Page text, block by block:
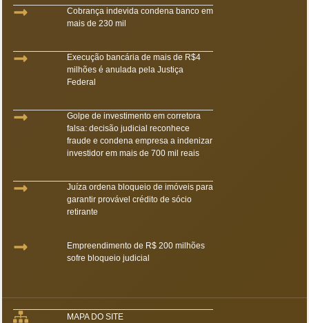
Cobrança indevida condena banco em
mais de 230 mil
Execução bancária de mais de R$4
milhões é anulada pela Justiça
Federal
Golpe de investimento em corretora
falsa: decisão judicial reconhece
fraude e condena empresa a indenizar
investidor em mais de 700 mil reais
Juíza ordena bloqueio de imóveis para
garantir provável crédito de sócio
retirante
Empreendimento de R$ 200 milhões
sofre bloqueio judicial
MAPA DO SITE